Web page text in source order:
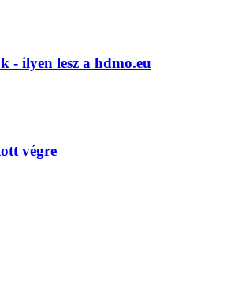
- ilyen lesz a hdmo.eu
végre